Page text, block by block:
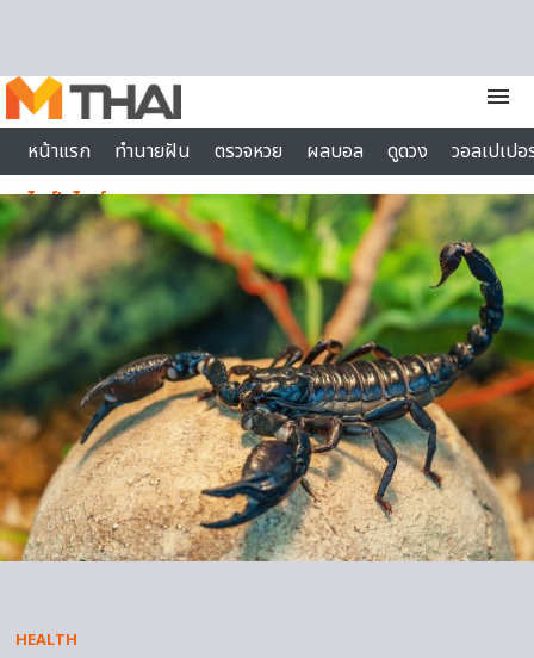
menu
หน้าแรก
ทำนายฝัน ตรวจหวย ผลบอล ดูดวง
วอลเปเป
ไลฟ์สไตล์
HEALTH